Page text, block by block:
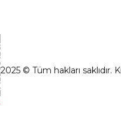
2025 © Tüm hakları saklıdır.